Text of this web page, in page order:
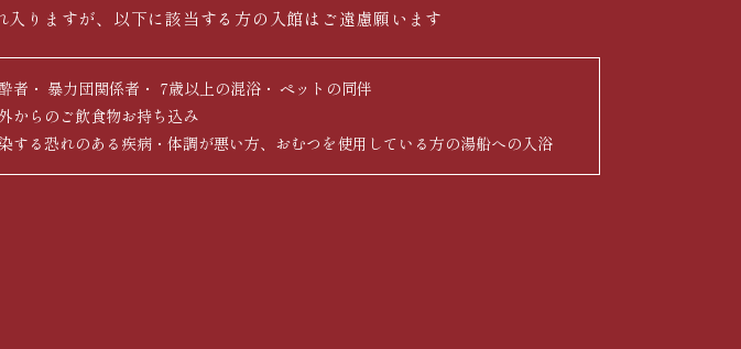
入りますが、以下に該当する方の入館はご遠慮願います
者 暴力団関係者 7歳以上の混浴
ペットの同伴
からのご飲食物お持ち込み
する恐れのある疾病・体調が悪い方、おむつを使用している方の湯船への入浴